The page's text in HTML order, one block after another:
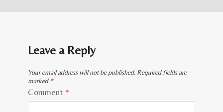
Leave a Reply
Your email address will not be published. Required fields are
marked *
Comment *